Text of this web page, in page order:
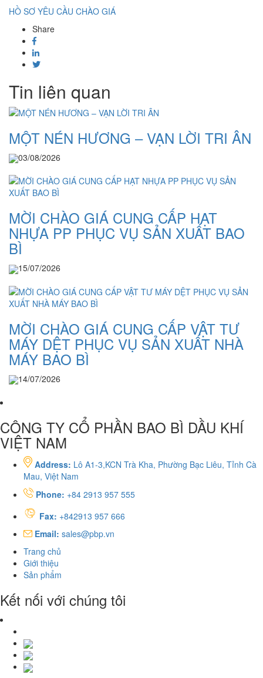
HỒ SƠ YÊU CẦU CHÀO GIÁ
Share
Tin liên quan
MỘT NÉN HƯƠNG – VẠN LỜI TRI ÂN
03/08/2026
MỜI CHÀO GIÁ CUNG CẤP HẠT
NHỰA PP PHỤC VỤ SẢN XUẤT BAO
BÌ
15/07/2026
MỜI CHÀO GIÁ CUNG CẤP VẬT TƯ
MÁY DỆT PHỤC VỤ SẢN XUẤT NHÀ
MÁY BAO BÌ
14/07/2026
CÔNG TY CỔ PHẦN BAO BÌ DẦU KHÍ
VIỆT NAM
Address: Lô A1-3,KCN Trà Kha, Phường Bạc Liêu, Tỉnh Cà
Mau, Việt Nam
Phone: +84 2913 957 555
Fax: +842913 957 666
Email: sales@pbp.vn
Trang chủ
Giới thiệu
Sản phẩm
Kết nối với chúng tôi